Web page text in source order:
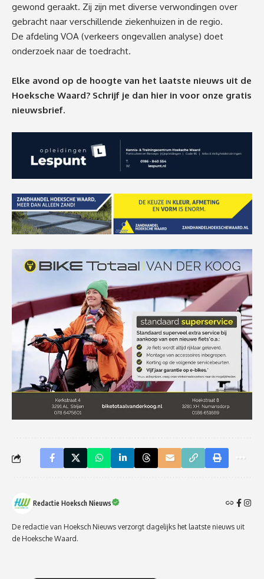
gewond geraakt. Zij zijn met diverse verwondingen over
gebracht naar verschillende ziekenhuizen in de regio.
De afdeling VOA (verkeers ongevallen analyse) doet
onderzoek naar de toedracht.
Elke avond op de hoogte van het laatste nieuws uit de
Hoeksche Waard? Schrijf je dan hier in voor onze gratis
nieuwsbrief.
Redactie Hoeksch Nieuws
De redactie van Hoeksch Nieuws verzorgt dagelijks het laatste nieuws uit
de Hoeksche Waard.